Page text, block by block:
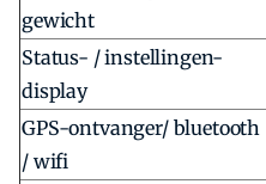
gewicht
Status- / instellingen-
display
GPS-ontvanger/ bluetooth
/ wifi